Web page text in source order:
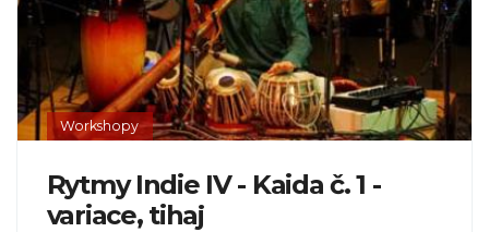
Workshopy
Rytmy Indie IV - Kaida č. 1 -
variace, tihaj